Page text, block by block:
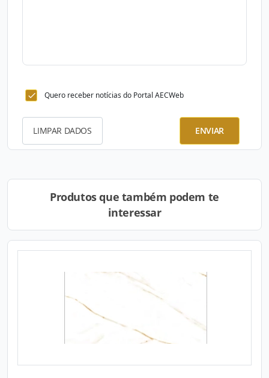
Quero receber notícias do Portal AECWeb
LIMPAR DADOS ENVIAR
Produtos que também podem te
interessar